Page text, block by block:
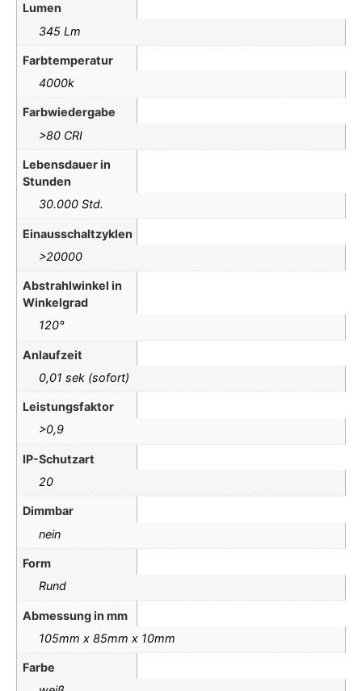
Lumen
345 Lm
Farbtemperatur
4000k
Farbwiedergabe
>80 CRI
Lebensdauer in
Stunden
30.000 Std.
Einausschaltzyklen
>20000
Abstrahlwinkel in
Winkelgrad
120°
Anlaufzeit
0,01 sek (sofort)
Leistungsfaktor
>0,9
IP-Schutzart
20
Dimmbar
nein
Form
Rund
Abmessung in mm
105mm x 85mm x 10mm
Farbe